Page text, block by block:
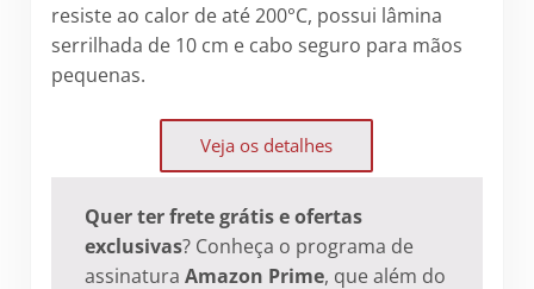
resiste ao calor de até 200°C, possui lâmina
serrilhada de 10 cm e cabo seguro para mãos
pequenas.
Veja os detalhes
Quer ter frete grátis e ofertas
exclusivas? Conheça o programa de
assinaturaAmazon Prime, que além do